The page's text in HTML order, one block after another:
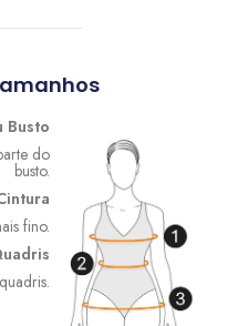
Busto
do
busto.
fino.